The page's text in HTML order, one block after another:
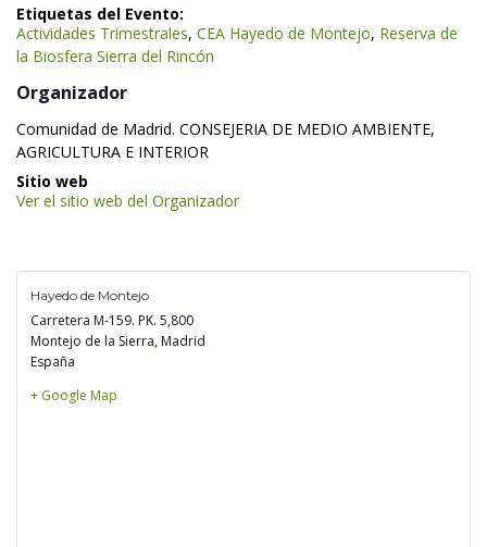
Etiquetas del Evento:
Actividades Trimestrale, CEA Hayedo de Montejo, Reserva de
la Biosfera Sierra del Rincón
Organizador
Comunidad de Madrid. CONSEJERIA DE MEDIO AMBIENTE,
AGRICULTURA E INTERIOR
Sitio web
Ver el sitio web del Organizador
Hayedo de Montejo
Carretera M-159. PK. 5,800
Montejo de la Sierra, Madrid
España
+ Google Map